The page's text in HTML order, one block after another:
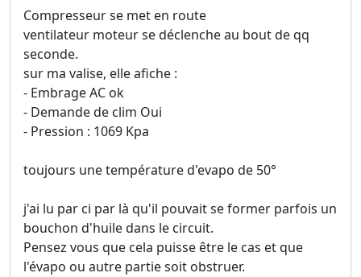
Compresseur se met en route
ventilateur moteur se déclenche au bout de qq
seconde.
sur ma valise, elle afiche :
- Embrage AC ok
- Demande de clim Oui
- Pression : 1069 Kpa
toujours une température d'evapo de 50°
j'ai lu par ci par là qu'il pouvait se former parfois un
bouchon d'huile dans le circuit.
Pensez vous que cela puisse être le cas et que
l'évapo ou autre partie soit obstruer.